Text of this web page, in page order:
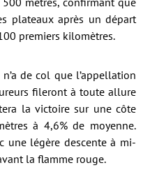
plateaux après un départ
premiers kilomètres.
de col que l’appellation
fileront à toute allure
la victoire sur une côte
à 4,6% de moyenne.
une légère descente à mi-
la flamme rouge.